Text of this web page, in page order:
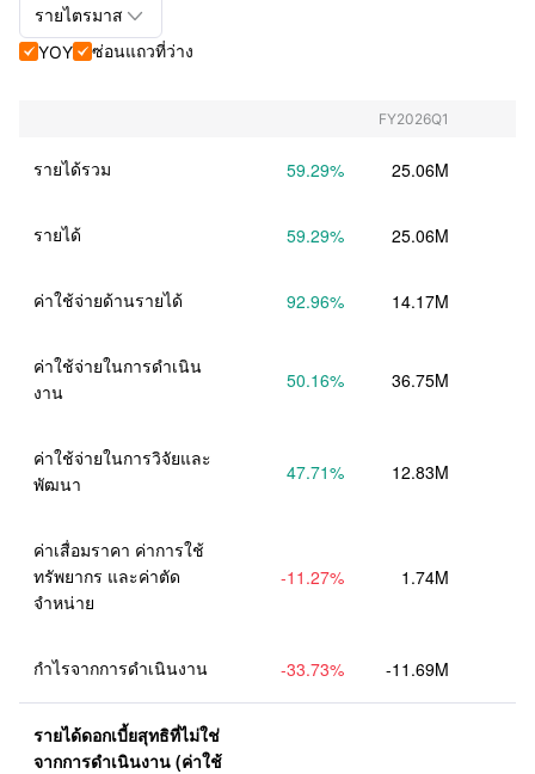
รายไตรมาส 
รายปี
YOY ซ่อนแถวที่ว่าง
FY2026Q1
รายได้รวม 59.29% 25.06M
รายได้ 59.29% 25.06M
ค่าใช้จ่ายด้านรายได้ 92.96% 14.17M
ค่าใช้จ่ายในการดำเนิน
งาน
50.16% 36.75M
ค่าใช้จ่ายในการวิจัยและ
พัฒนา
47.71% 12.83M
ค่าเสื่อมราคา ค่าการใช้
ทรัพยากร และค่าตัด
จำหน่าย
-11.27% 1.74M
กำไรจากการดำเนินงาน -33.73% -11.69M
รายได้ดอกเบี้ยสุทธิที่ไม่ใช่
จากการดำเนินงาน (ค่าใช้